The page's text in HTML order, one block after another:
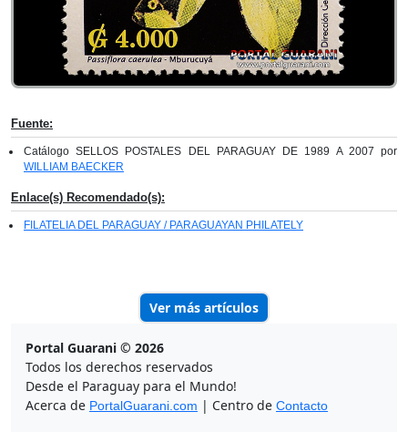
Fuente:
Catálogo SELLOS POSTALES DEL PARAGUAY DE 1989 A 2007 por
WILLIAM BAECKER
Enlace(s) Recomendado(s):
FILATELIA DEL PARAGUAY / PARAGUAYAN PHILATELY
Ver más artículos
Portal Guarani © 2026
Todos los derechos reservados
Desde el Paraguay para el Mundo!
Acerca de PortalGuarani.com | Centro de Contacto